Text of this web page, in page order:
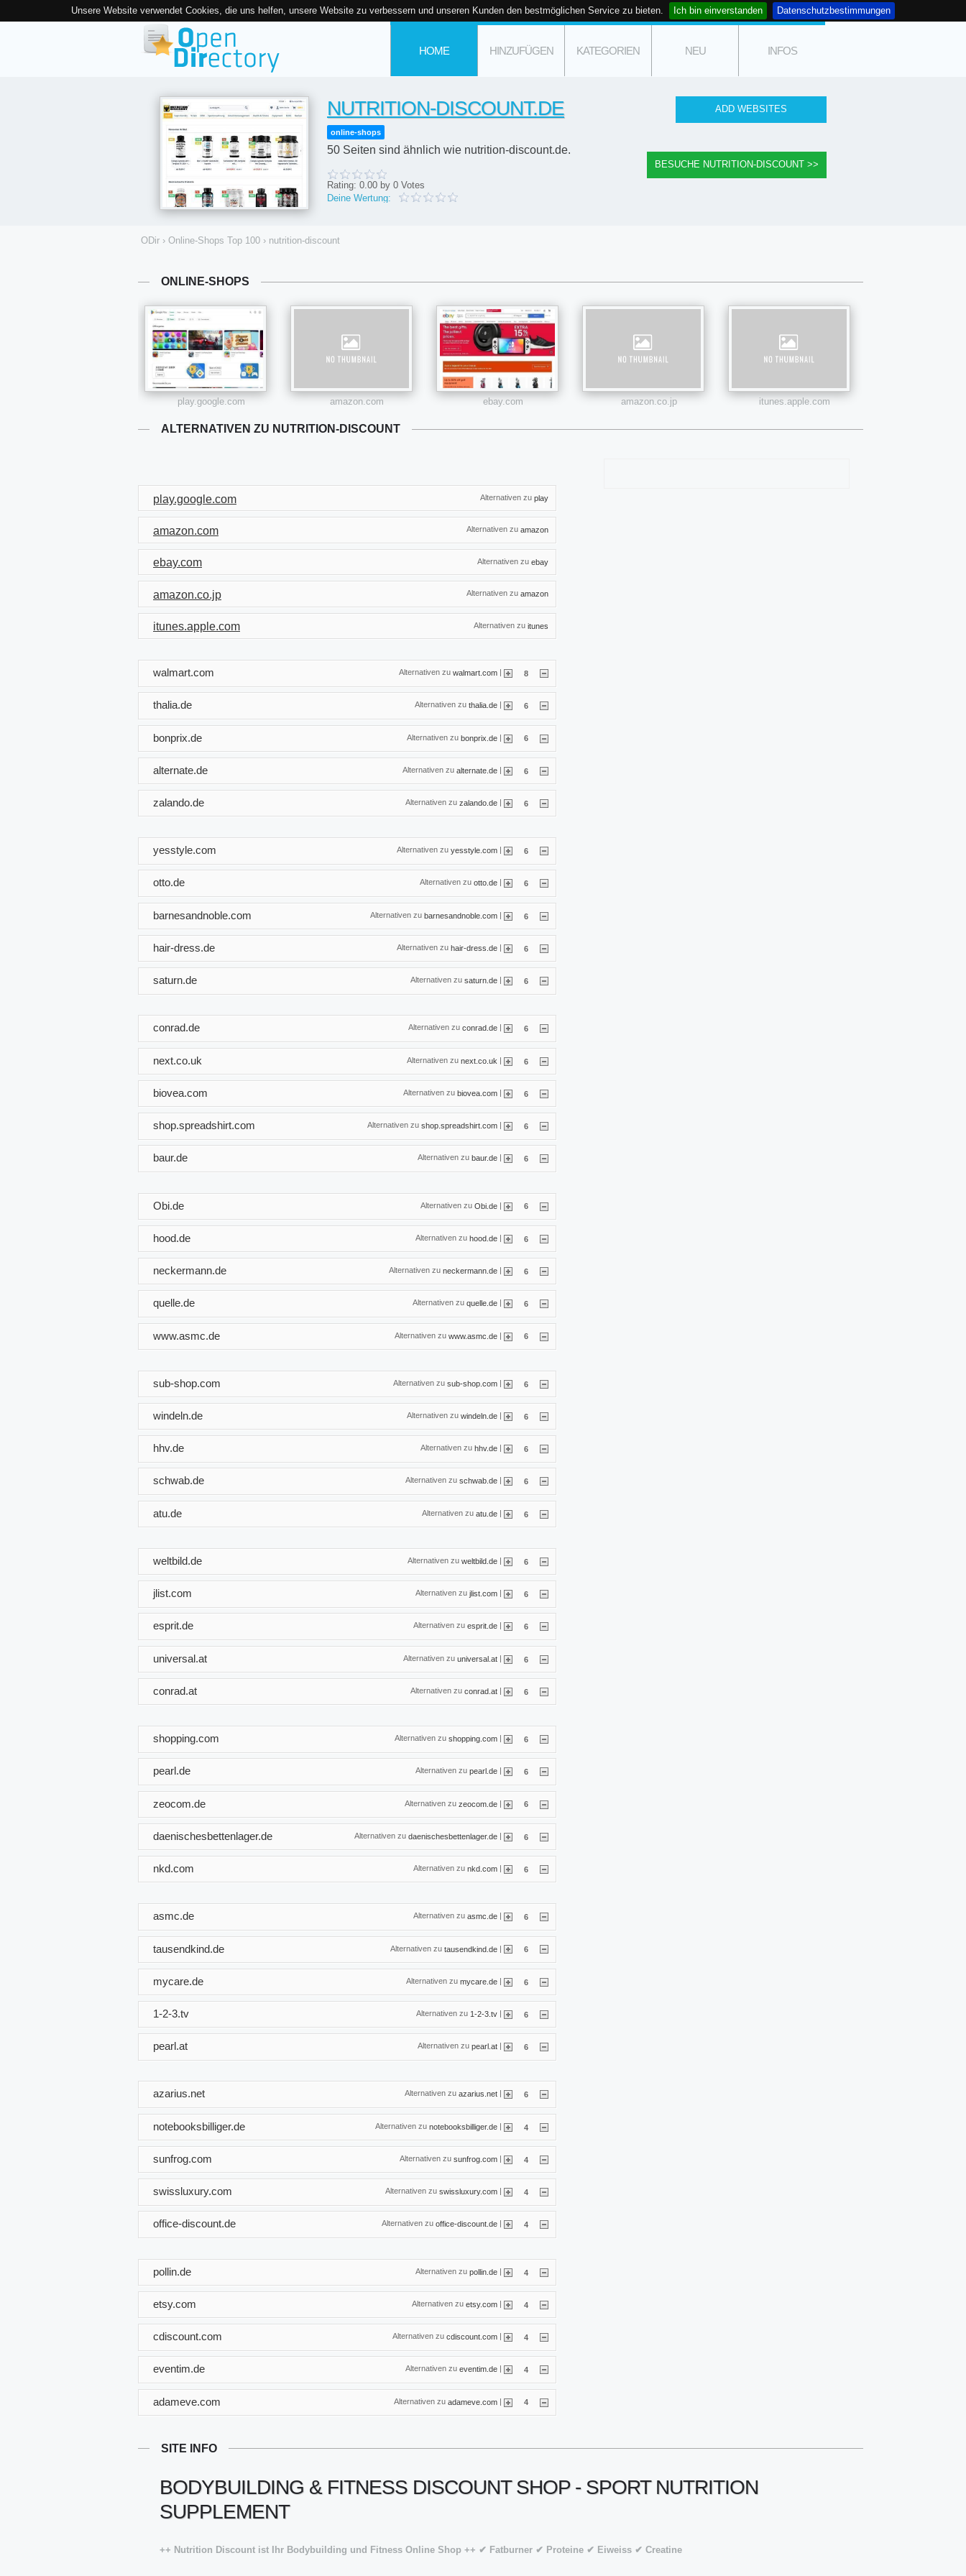
Unsere Website verwendet Cookies, die uns helfen, unsere Website zu verbessern und unseren Kunden den bestmöglichen Service zu bieten. Ich bin einverstanden Datenschutzbestimmungen
HOME HINZUFÜGEN KATEGORIEN NEU INFOS
NUTRITION-DISCOUNT.DE
online-shops
50 Seiten sind ähnlich wie nutrition-discount.de.
Rating: 0.00 by 0 Votes
Deine Wertung:
ODir › Online-Shops Top 100 › nutrition-discount
ONLINE-SHOPS
play.google.com amazon.com ebay.com amazon.co.jp itunes.apple.com
ALTERNATIVEN ZU NUTRITION-DISCOUNT
Alternativen zu play
play.google.com
Alternativen zu amazon
amazon.com
Alternativen zu ebay
ebay.com
Alternativen zu amazon
amazon.co.jp
Alternativen zu itunes
itunes.apple.com
Alternativen zu walmart.com | 8
walmart.com
Alternativen zu thalia.de 6
thalia.de
Alternativen zu bonprix.de | 6
bonprix.de
Alternativen zu alternate.de | 6
alternate.de
Alternativen zu zalando.de | 6
zalando.de
Alternativen zu yesstyle.com 6
yesstyle.com
Alternativen zu otto.de 6
otto.de
Alternativen zu barnesandnoble.com | 6
barnesandnoble.com
Alternativen zu hair-dress.de | 6
hair-dress.de
Alternativen zu saturn.de | 6
saturn.de
Alternativen zu conrad.de 6
conrad.de
Alternativen zu next.co.uk | 6
next.co.uk
Alternativen zu biovea.com | 6
biovea.com
Alternativen zu shop.spreadshirt.com | 6
shop.spreadshirt.com
Alternativen zu baur.de 6
baur.de
Alternativen zu Obi.de | 6
Obi.de
Alternativen zu hood.de | 6
hood.de
Alternativen zu neckermann.de | 6
neckermann.de
Alternativen zu quelle.de 6
quelle.de
Alternativen zu www.asmc.de | 6
www.asmc.de
Alternativen zu sub-shop.com | 6
sub-shop.com
Alternativen zu windeln.de | 6
windeln.de
Alternativen zu hhv.de 6
hhv.de
Alternativen zu schwab.de 6
schwab.de
Alternativen zu atu.de | 6
atu.de
Alternativen zu weltbild.de | 6
weltbild.de
Alternativen zu jlist.com | 6
jlist.com
Alternativen zu esprit.de 6
esprit.de
Alternativen zu universal.at | 6
universal.at
Alternativen zu conrad.at | 6
conrad.at
Alternativen zu shopping.com | 6
shopping.com
Alternativen zu pearl.de 6
pearl.de
Alternativen zu zeocom.de | 6
zeocom.de
Alternativen zu daenischesbettenlager.de | 6
daenischesbettenlager.de
Alternativen zu nkd.com | 6
nkd.com
Alternativen zu asmc.de 6
asmc.de
Alternativen zu tausendkind.de | 6
tausendkind.de
Alternativen zu mycare.de | 6
mycare.de
Alternativen zu 1-2-3.tv | 6
1-2-3.tv
Alternativen zu pearl.at 6
pearl.at
Alternativen zu azarius.net 6
azarius.net
Alternativen zu notebooksbilliger.de | 4
notebooksbilliger.de
Alternativen zu sunfrog.com | 4
sunfrog.com
Alternativen zu swissluxury.com | 4
swissluxury.com
Alternativen zu office-discount.de 4
office-discount.de
Alternativen zu pollin.de | 4
pollin.de
Alternativen zu etsy.com | 4
etsy.com
Alternativen zu cdiscount.com | 4
cdiscount.com
Alternativen zu eventim.de 4
eventim.de
Alternativen zu adameve.com | 4
adameve.com
SITE INFO
BODYBUILDING & FITNESS DISCOUNT SHOP - SPORT NUTRITION
SUPPLEMENT
++ Nutrition Discount ist Ihr Bodybuilding und Fitness Online Shop ++ ✔ Fatburner ✔ Proteine ✔ Eiweiss ✔ Creatine